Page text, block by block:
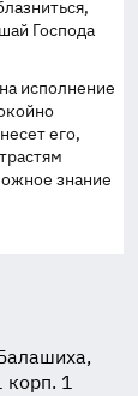
Господа
исполнение
его,
знание
корп. 1